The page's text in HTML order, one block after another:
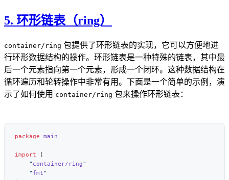
5. 环形链表（ring）
container/ring 包提供了环形链表的实现，它可以方便地进
行环形数据结构的操作。环形链表是一种特殊的链表，其中最
后一个元素指向第一个元素，形成一个闭环。这种数据结构在
循环遍历和轮转操作中非常有用。下面是一个简单的示例，演
示了如何使用 container/ring 包来操作环形链表：
package
import
    "
container/ring
    "
fmt